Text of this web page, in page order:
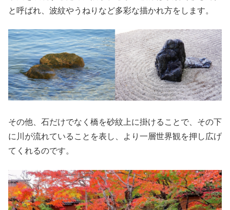
と呼ばれ、波紋やうねりなど多彩な描かれ方をします。
その他、石だけでなく橋を砂紋上に掛けることで、その下
に川が流れていることを表し、より一層世界観を押し広げ
てくれるのです。